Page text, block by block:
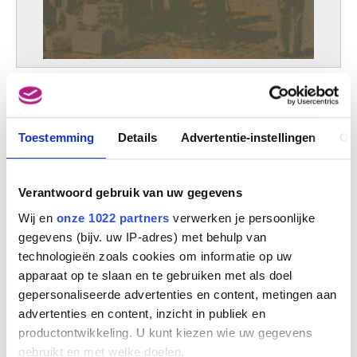
Toestemming Details Advertentie-instellingen
Verantwoord gebruik van uw gegevens
Wij en onze 1022 partners verwerken je persoonlijke
gegevens (bijv. uw IP-adres) met behulp van
technologieën zoals cookies om informatie op uw
apparaat op te slaan en te gebruiken met als doel
gepersonaliseerde advertenties en content, metingen aan
advertenties en content, inzicht in publiek en
productontwikkeling. U kunt kiezen wie uw gegevens
gebruikt en met welke doelen.
Albers Josef
Bottrop, Noordrijn-Westfalen (Duitsland) 1888 - Orange / New Haven,
Connecticut (Verenigde Staten) 1976
Brussel 1886 - Ukkel / Brussel 1981
Albertsz. Rotius Jan
Medemblik (Nederland) 1624 - Hoorn (Nederland) 1666
Alechinsky Pierre
Allard l'Olivier Fernand
Allori Alessandro
Firenze (Italië) 1535 - 1607
Alluin Monique
Elsene / Brussel 1951
Alouf Sami
Beiroet (Libanon) 1943
Alouf Sophie
Yvon Adam